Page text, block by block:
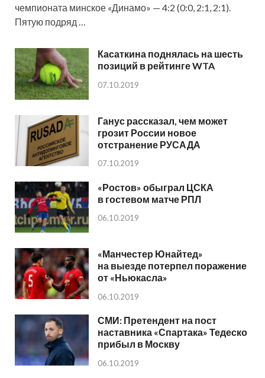
чемпионата минское «Динамо» — 4:2 (0:0, 2:1, 2:1).
Пятую подряд …
Касаткина поднялась на шесть
позиций в рейтинге WTA
07.10.2019
Ганус рассказал, чем может
грозит России новое
отстранение РУСАДА
07.10.2019
«Ростов» обыграл ЦСКА
в гостевом матче РПЛ
06.10.2019
«Манчестер Юнайтед»
на выезде потерпел поражение
от «Ньюкасла»
06.10.2019
СМИ: Претендент на пост
наставника «Спартака» Тедеско
прибыл в Москву
06.10.2019